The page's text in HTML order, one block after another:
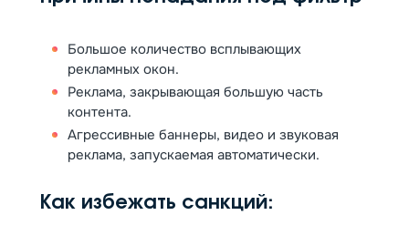
Большое количество всплывающих
рекламных окон.
Реклама, закрывающая большую часть
контента.
Агрессивные баннеры, видео и звуковая
реклама, запускаемая автоматически.
Как избежать санкций: